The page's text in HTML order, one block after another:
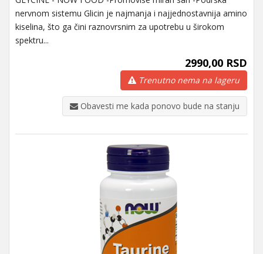
nervnom sistemu Glicin je najmanja i najjednostavnija amino
kiselina, što ga čini raznovrsnim za upotrebu u širokom
spektru...
2990,00 RSD
Trenutno nema na lageru
Obavesti me kada ponovo bude na stanju